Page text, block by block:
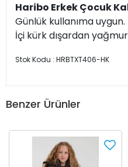
Haribo Erkek Çocuk
Günlük kullanıma uygun.
İçi kürk dışardan
Stok Kodu : HRBTXT406-HK
Benzer Ürünler